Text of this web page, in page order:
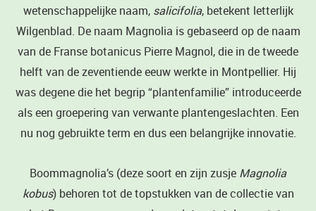
wetenschappelijke naam, salicifolia, betekent letterlijk
Wilgenblad. De naam Magnolia is gebaseerd op de naam
van de Franse botanicus Pierre Magnol, die in de tweede
helft van de zeventiende eeuw werkte in Montpellier. Hij
was degene die het begrip “plantenfamilie” introduceerde
als een groepering van verwante plantengeslachten. Een
nu nog gebruikte term en dus een belangrijke innovatie.
Boommagnolia’s (deze soort en zijn zusje Magnolia
kobus) behoren tot de topstukken van de collectie van